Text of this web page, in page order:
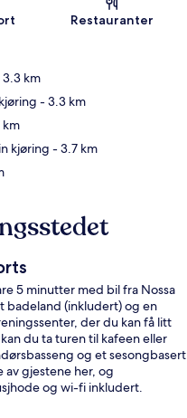
Restauranter
km
- 3.3 km
km
kjøring - 3.7 km
5 minutter med bil fra Nossa
badeland (inkludert) og en
der du kan få litt
du ta turen til kafeen eller
og et sesongbasert
av gjestene her, og
og wi-fi inkludert.